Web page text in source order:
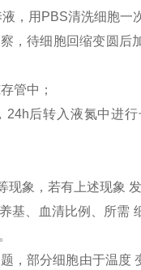
，用PBS清洗细胞一
，待细胞回缩变圆后
管中；
后转入液氮中进
象，若有上述现象
、血清比例、所需
，部分细胞由于温度